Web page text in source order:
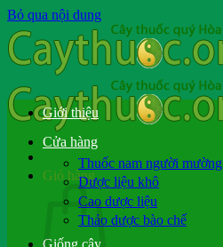
Bỏ qua nội dung
Giỏ hàng
Giới thiệu
Cửa hàng
Thuốc nam người mường
Dược liệu khô
Cao dược liệu
Thảo dược bào chế
Giống cây